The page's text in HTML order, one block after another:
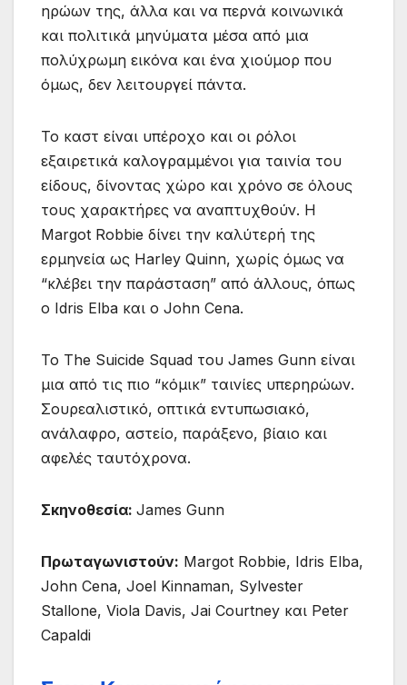
ηρώων της, άλλα και να περνά κοινωνικά
και πολιτικά μηνύματα μέσα από μια
πολύχρωμη εικόνα και ένα χιούμορ που
όμως, δεν λειτουργεί πάντα.
Το καστ είναι υπέροχο και οι ρόλοι
εξαιρετικά καλογραμμένοι για ταινία του
είδους, δίνοντας χώρο και χρόνο σε όλους
τους χαρακτήρες να αναπτυχθούν. Η
Margot Robbie δίνει την καλύτερή της
ερμηνεία ως Harley Quinn, χωρίς όμως να
“κλέβει την παράσταση” από άλλους, όπως
ο Idris Elba και ο John Cena.
Το The Suicide Squad του James Gunn είναι
μια από τις πιο “κόμικ” ταινίες υπερηρώων.
Σουρεαλιστικό, οπτικά εντυπωσιακό,
ανάλαφρο, αστείο, παράξενο, βίαιο και
αφελές ταυτόχρονα.
Σκηνοθεσία: James Gunn
Πρωταγωνιστούν: Margot Robbie, Idris Elba,
John Cena, Joel Kinnaman, Sylvester
Stallone, Viola Davis, Jai Courtney και Peter
Capaldi